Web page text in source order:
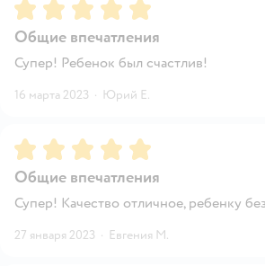
Рейтинг:5
Общие впечатления
Супер! Ребенок был счастлив!
16 марта 2023 · Юрий E.
Рейтинг:5
Общие впечатления
Супер! Качество отличное, ребенку
27 января 2023 · Евгения М.